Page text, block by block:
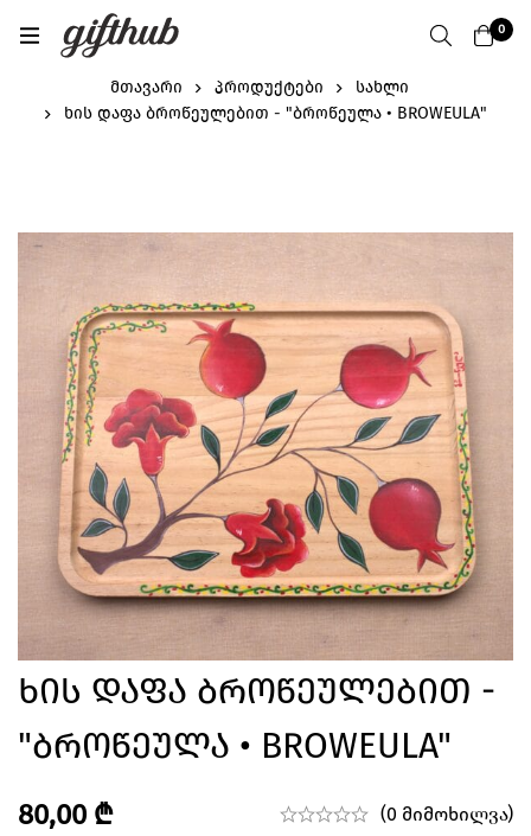
0
მთავარი პროდუქტები
სახლი
ხის დაფა ბროწეულებით - "ბროწეულა • BROWEULA"
Ხის Დაფა Ბროწეულებით -
"ბროწეულა • BROWEULA"
80,00 ₾ (0 მიმოხილვა)